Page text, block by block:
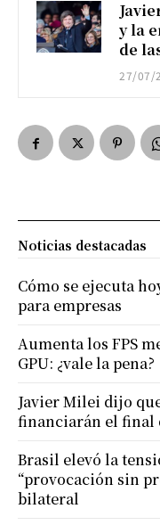
y la
de
27/07/
Noticias destacadas
Cómo se ejecuta
para empresas
Aumenta los FPS
GPU: ¿vale la pena?
Javier Milei dijo
financiarán el final
Brasil elevó la
“provocación sin
bilateral